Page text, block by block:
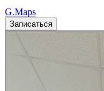
G.Maps
Записаться